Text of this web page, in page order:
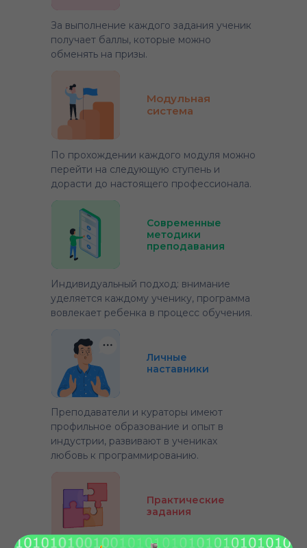
За выполнение каждого задания ученик
получает баллы, которые можно
обменять на призы.
Практические
задания
Модульная
система
По прохождении каждого модуля можно
перейти на следующую ступень и
дорасти до настоящего профессионала.
Личные
наставники
Преподаватели и кураторы имеют
профильное образование и опыт в
индустрии, развивают в учениках
любовь к программированию.
Современные
методики
преподавания
Индивидуальный подход: внимание
уделяется каждому ученику, программа
вовлекает ребенка в процесс обучения.